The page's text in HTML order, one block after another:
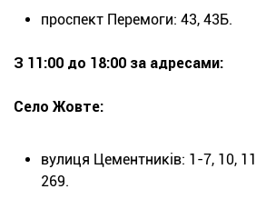
проспект Перемоги: 43, 43Б.
З 11:00 до 18:00 за адресами:
Село Жовте:
вулиця Цементників: 1-7, 10,
269.